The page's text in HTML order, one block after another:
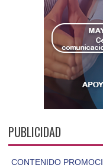
PUBLICIDAD